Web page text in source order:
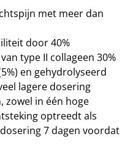
met meer dan
door 40%
type II collageen 30%
en gehydrolyseerd
lagere dosering
zowel in één hoge
optreedt als
7 dagen voordat